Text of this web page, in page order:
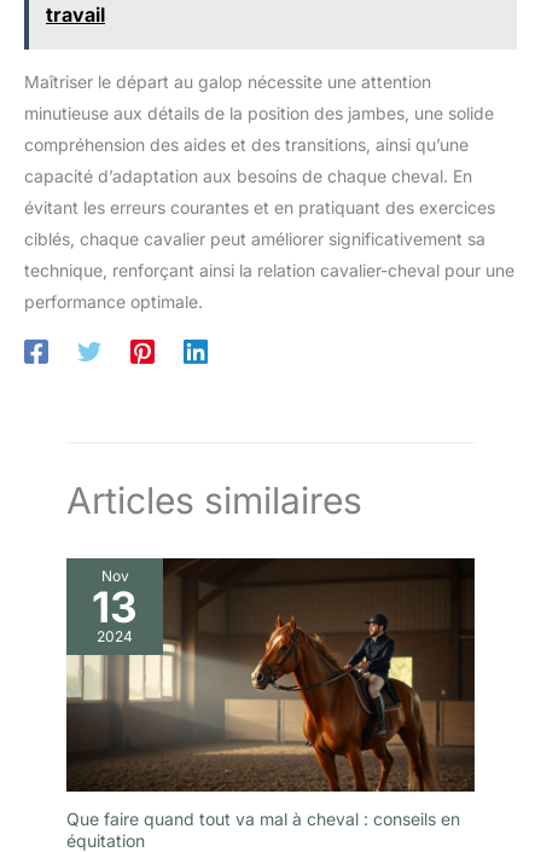
votre écurie pour les faire sécher Confort : Les produits de
permettent de les laver en toute tranquillité Idées cadeaux : Si
vous êtes un passionné de chevaux, offrez-leur notre kit de
pansage ; ils seront ravis de recevoir ce cadeau attentionné.
Vous pouvez également prendre soin de vos chevaux avec vos
amis et vivre une expérience différente
travail
Maîtriser le départ au galop nécessite une attention
minutieuse aux détails de la position des jambes, une solide
compréhension des aides et des transitions, ainsi qu’une
capacité d’adaptation aux besoins de chaque cheval. En
évitant les erreurs courantes et en pratiquant des exercices
ciblés, chaque cavalier peut améliorer significativement sa
technique, renforçant ainsi la relation cavalier-cheval pour une
performance optimale.
Articles similaires
Nov
13
2024
Que faire quand tout va mal à cheval : conseils en
équitation